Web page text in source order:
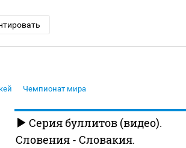
Чемпионат мира
Серия буллитов (видео).
Словения - Словакия.